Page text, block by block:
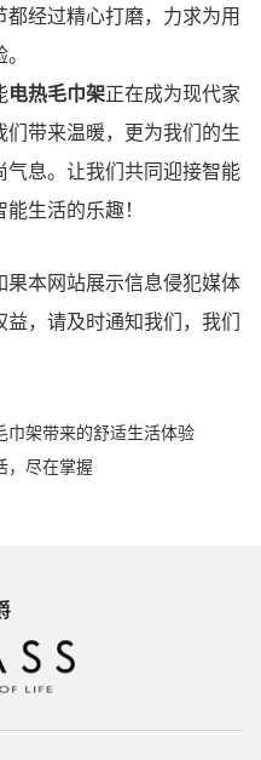
经过精心打磨，力求为用
电热毛巾架正在成为现代家
带来温暖，更为我们的生
气息。让我们共同迎接智能
生活的乐趣！
果本网站展示信息侵犯媒体
，请及时通知我们，我们
巾架带来的舒适生活体验
，尽在掌握